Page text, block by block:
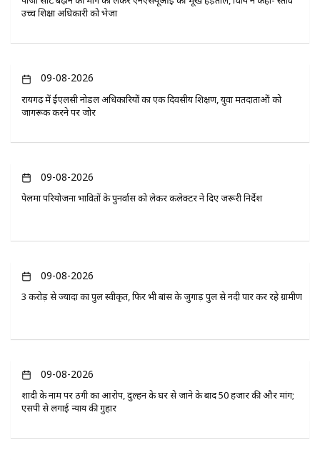
उच्च शिक्षा अधिकारी को भेजा
09-08-2026
रायगढ़ में ईएलसी नोडल अधिकारियों का एक दिवसीय प्रशिक्षण, युवा मतदाताओं को
जागरूक करने पर जोर
09-08-2026
पेलमा परियोजना प्रभावितों के पुनर्वास को लेकर कलेक्टर ने दिए जरूरी निर्देश
09-08-2026
3 करोड़ से ज्यादा का पुल स्वीकृत, फिर भी बांस के जुगाड़ पुल से नदी पार कर रहे ग्रामीण
09-08-2026
शादी के नाम पर ठगी का आरोप, दुल्हन के घर से जाने के बाद 50 हजार की और मांग;
एसपी से लगाई न्याय की गुहार